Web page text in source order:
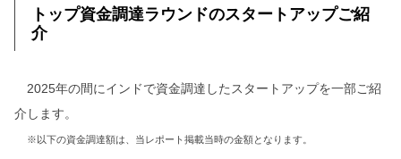
トップ資金調達ラウンドのスタートアップご紹
介
2025年の間にインドで資金調達したスタートアップを一部ご紹
介します。
※以下の資金調達額は、当レポート掲載当時の金額となります。